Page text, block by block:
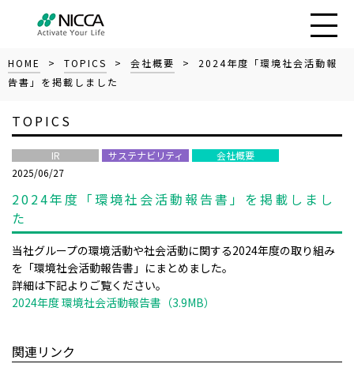
HOME > TOPICS > 会社概要
> 2024年度「環境社会活動報
告書」を掲載しました
TOPICS
IR サステナビリティ
会社概要
2025/06/27
2024年度「環境社会活動報告書」を掲載しまし
た
当社グループの環境活動や社会活動に関する2024年度の取り組み
を「環境社会活動報告書」にまとめました。
詳細は下記よりご覧ください。
2024年度 環境社会活動報告書（3.9MB）
関連リンク